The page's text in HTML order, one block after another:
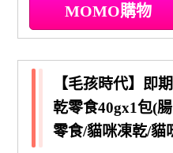
MOMO購物
【毛孩時代】即
乾零食40gx1包(
零食/貓咪凍乾/貓